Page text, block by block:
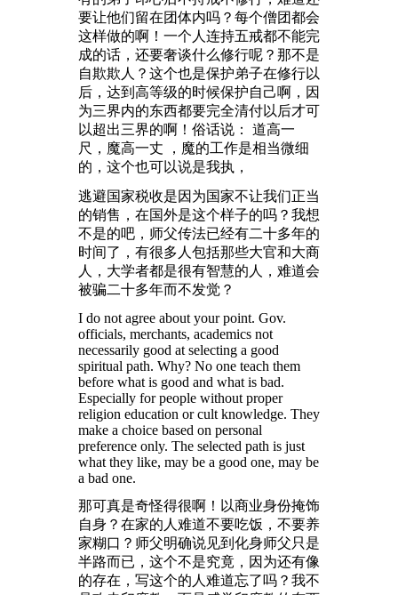
要让他们留在团体内吗？每个僧团都会
这样做的啊！一个人连持五戒都不能完
成的话，还要奢谈什么修行呢？那不是
自欺欺人？这个也是保护弟子在修行以
后，达到高等级的时候保护自己啊，因
为三界内的东西都要完全清付以后才可
以超出三界的啊！俗话说： 道高一
尺，魔高一丈 ，魔的工作是相当微细
的，这个也可以说是我执，
逃避国家税收是因为国家不让我们正当
的销售，在国外是这个样子的吗？我想
不是的吧，师父传法已经有二十多年的
时间了，有很多人包括那些大官和大商
人，大学者都是很有智慧的人，难道会
被骗二十多年而不发觉？
I do not agree about your point. Gov.
officials, merchants, academics not
necessarily good at selecting a good
spiritual path. Why? No one teach them
before what is good and what is bad.
Especially for people without proper
religion education or cult knowledge. They
make a choice based on personal
preference only. The selected path is just
what they like, may be a good one, may be
a bad one.
那可真是奇怪得很啊！以商业身份掩饰
自身？在家的人难道不要吃饭，不要养
家糊口？师父明确说见到化身师父只是
半路而已，这个不是究竟，因为还有像
的存在，写这个的人难道忘了吗？我不